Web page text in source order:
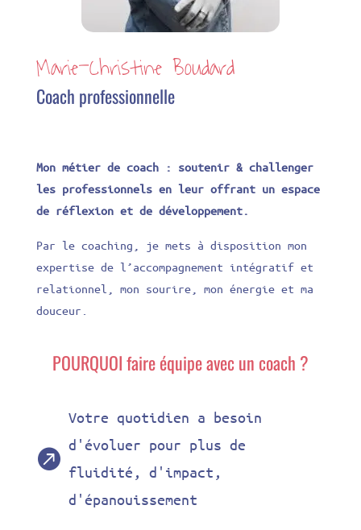
Marie-Christine Boudard
Coach professionnelle
Mon métier de coach : soutenir & challenger
les professionnels en leur offrant un espace
de réflexion et de développement.
Par le coaching, je mets à disposition mon
expertise de l’accompagnement intégratif et
relationnel, mon sourire, mon énergie et ma
douceur.
POURQUOI faire équipe avec un coach ?

Votre quotidien a besoin
d'évoluer pour plus de
fluidité, d'impact,
d'épanouissement